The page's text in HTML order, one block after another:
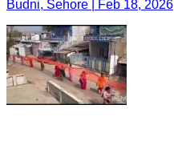
Budni, Sehore | Feb 18, 2026